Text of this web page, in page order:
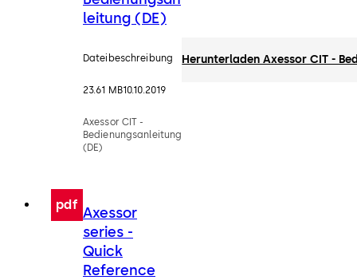
leitung (DE)
Dateibeschreibung
23.61 MB10.10.2019
Axessor CIT -
Bedienungsanleitung
(DE)
Herunterladen Axessor CIT -
pdf Axessor
series -
Quick
Reference